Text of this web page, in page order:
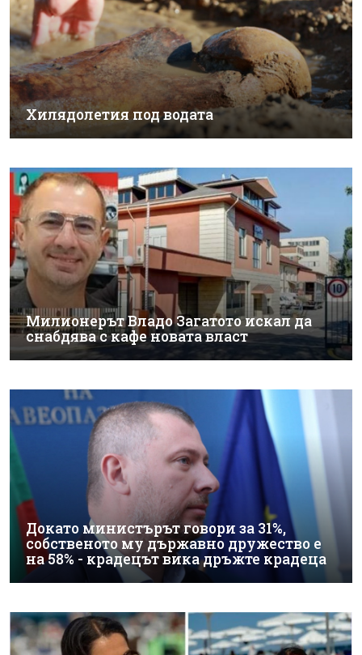
Хилядолетия под водата
Милионерът Владо Загатото искал да
снабдява с кафе новата власт
Докато министърът говори за 31%,
собственото му държавно дружество е
на 58% - крадецът вика дръжте крадеца